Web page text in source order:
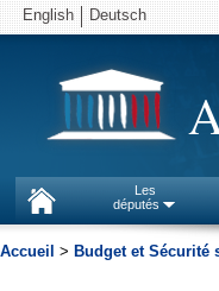
English Deutsch
Les
députés
Accueil > Budget et Sécurité